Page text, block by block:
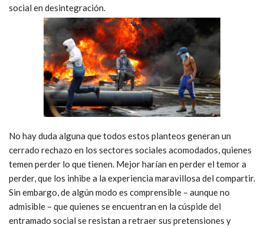
social en desintegración.
No hay duda alguna que todos estos planteos generan un
cerrado rechazo en los sectores sociales acomodados, quienes
temen perder lo que tienen. Mejor harían en perder el temor a
perder, que los inhibe a la experiencia maravillosa del compartir.
Sin embargo, de algún modo es comprensible – aunque no
admisible – que quienes se encuentran en la cúspide del
entramado social se resistan a retraer sus pretensiones y